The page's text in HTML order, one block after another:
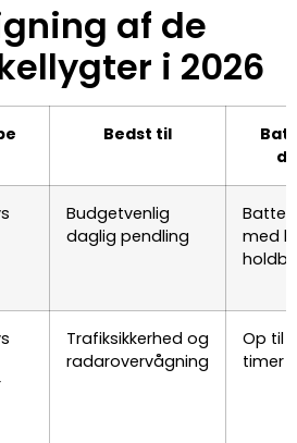
af de
i 2026
Bedst til
Budgetvenlig
daglig pendling
med
Trafiksikkerhed og
radarovervågning
Op til
timer